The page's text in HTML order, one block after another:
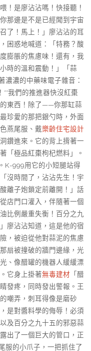
！是廖沾沾嗎！快接聽！
那邊是不是已經聞到宇宙
了！馬上！」廖沾沾的耳
困惑地喊道：「特務？酸
膨脹的焦慮味！還有，我
時的溫和震動！」「蒜
濃濃的中藥味電子雜音：
**我們的推進器快沒紅棗
東西！除了——你那缸蒜
珍愛的那把銀勺時，外面
燕尾服、戴樂齡住宅設計
鑽進來。它的背上揹著一
「極品紅棗枸杞燃料」。
K-999用它的小短腿站得
沒時間了，沾沾先生！宇
離子炮鎖定前離開！」話
店門口灌入，伴隨著一個
比例嚴重失衡！百分之九
廖沾沾知道，這是他的宿
，被迫從他對蒜泥的焦慮
扇被撞破的牆門邊緣，光
、像醋罐的機器人緩緩漂
它身上掛著無毒建材 「醋
發疼，同時發出警報。王
嘲弄，刺耳得像是磨砂
是對醬料學的侮辱！必須
及百分之九十五的邪惡蒜
出了一個巨大的管口，正
服的小爪子，一把抓住了